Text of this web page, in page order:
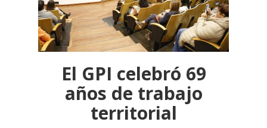
El GPI celebró 69
años de trabajo
territorial